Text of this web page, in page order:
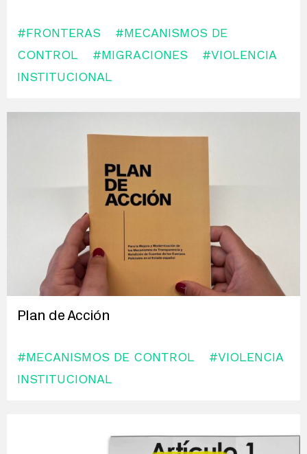
#FRONTERAS
#MECANISMOS DE
CONTROL
#MIGRACIONES
#VIOLENCIA
INSTITUCIONAL
Plan de Acción
#MECANISMOS DE CONTROL
#VIOLENCIA
INSTITUCIONAL